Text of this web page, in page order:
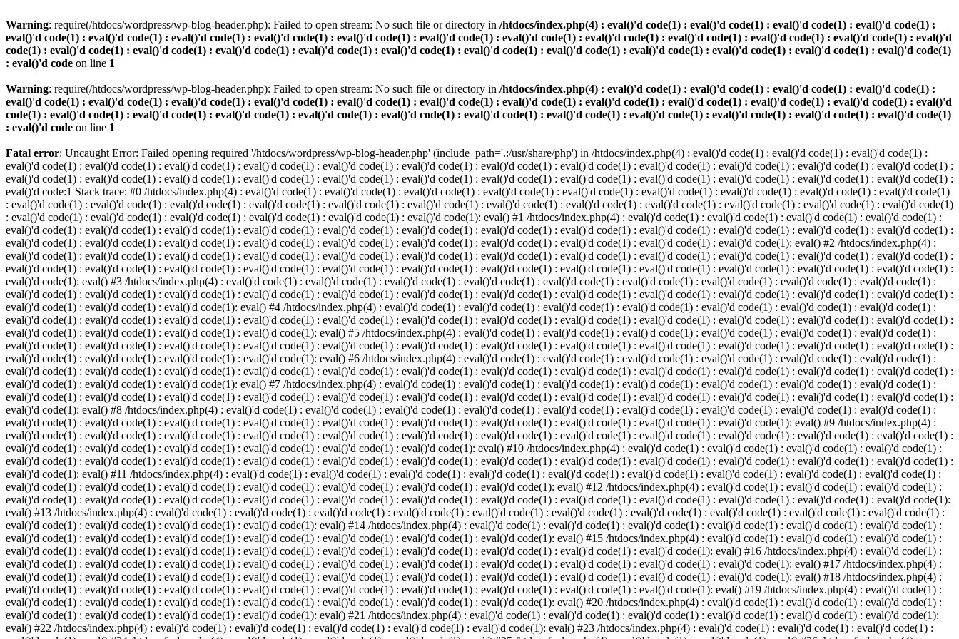
Warning: require(/htdocs/wordpress/wp-blog-header.php): Failed to open stream: No such file or directory in /htdocs/index.php(4) : eval()'d code(1) : eval()'d code(1) : eval()'d code(1) : eval()'d code(1) :
eval()'d code(1) : eval()'d code(1) : eval()'d code(1) : eval()'d code(1) : eval()'d code(1) : eval()'d code(1) : eval()'d code(1) : eval()'d code(1) : eval()'d code(1) : eval()'d code(1) : eval()'d code(1) : eval()'d
code(1) : eval()'d code(1) : eval()'d code(1) : eval()'d code(1) : eval()'d code(1) : eval()'d code(1) : eval()'d code(1) : eval()'d code(1) : eval()'d code(1) : eval()'d code(1) : eval()'d code(1) : eval()'d code(1)
: eval()'d code on line 1
Warning: require(/htdocs/wordpress/wp-blog-header.php): Failed to open stream: No such file or directory in /htdocs/index.php(4) : eval()'d code(1) : eval()'d code(1) : eval()'d code(1) : eval()'d code(1) :
eval()'d code(1) : eval()'d code(1) : eval()'d code(1) : eval()'d code(1) : eval()'d code(1) : eval()'d code(1) : eval()'d code(1) : eval()'d code(1) : eval()'d code(1) : eval()'d code(1) : eval()'d code(1) : eval()'d
code(1) : eval()'d code(1) : eval()'d code(1) : eval()'d code(1) : eval()'d code(1) : eval()'d code(1) : eval()'d code(1) : eval()'d code(1) : eval()'d code(1) : eval()'d code(1) : eval()'d code(1) : eval()'d code(1)
: eval()'d code on line 1
Fatal error: Uncaught Error: Failed opening required '/htdocs/wordpress/wp-blog-header.php' (include_path='.:/usr/share/php') in /htdocs/index.php(4) : eval()'d code(1) : eval()'d code(1) : eval()'d code(1) :
eval()'d code(1) : eval()'d code(1) : eval()'d code(1) : eval()'d code(1) : eval()'d code(1) : eval()'d code(1) : eval()'d code(1) : eval()'d code(1) : eval()'d code(1) : eval()'d code(1) : eval()'d code(1) : eval()'d code(1) :
eval()'d code(1) : eval()'d code(1) : eval()'d code(1) : eval()'d code(1) : eval()'d code(1) : eval()'d code(1) : eval()'d code(1) : eval()'d code(1) : eval()'d code(1) : eval()'d code(1) : eval()'d code(1) : eval()'d code(1) :
eval()'d code:1 Stack trace: #0 /htdocs/index.php(4) : eval()'d code(1) : eval()'d code(1) : eval()'d code(1) : eval()'d code(1) : eval()'d code(1) : eval()'d code(1) : eval()'d code(1) : eval()'d code(1) : eval()'d code(1)
: eval()'d code(1) : eval()'d code(1) : eval()'d code(1) : eval()'d code(1) : eval()'d code(1) : eval()'d code(1) : eval()'d code(1) : eval()'d code(1) : eval()'d code(1) : eval()'d code(1) : eval()'d code(1) : eval()'d code(1)
: eval()'d code(1) : eval()'d code(1) : eval()'d code(1) : eval()'d code(1) : eval()'d code(1) : eval()'d code(1): eval() #1 /htdocs/index.php(4) : eval()'d code(1) : eval()'d code(1) : eval()'d code(1) : eval()'d code(1) :
eval()'d code(1) : eval()'d code(1) : eval()'d code(1) : eval()'d code(1) : eval()'d code(1) : eval()'d code(1) : eval()'d code(1) : eval()'d code(1) : eval()'d code(1) : eval()'d code(1) : eval()'d code(1) : eval()'d code(1) :
eval()'d code(1) : eval()'d code(1) : eval()'d code(1) : eval()'d code(1) : eval()'d code(1) : eval()'d code(1) : eval()'d code(1) : eval()'d code(1) : eval()'d code(1) : eval()'d code(1): eval() #2 /htdocs/index.php(4) :
eval()'d code(1) : eval()'d code(1) : eval()'d code(1) : eval()'d code(1) : eval()'d code(1) : eval()'d code(1) : eval()'d code(1) : eval()'d code(1) : eval()'d code(1) : eval()'d code(1) : eval()'d code(1) : eval()'d code(1) :
eval()'d code(1) : eval()'d code(1) : eval()'d code(1) : eval()'d code(1) : eval()'d code(1) : eval()'d code(1) : eval()'d code(1) : eval()'d code(1) : eval()'d code(1) : eval()'d code(1) : eval()'d code(1) : eval()'d code(1) :
eval()'d code(1): eval() #3 /htdocs/index.php(4) : eval()'d code(1) : eval()'d code(1) : eval()'d code(1) : eval()'d code(1) : eval()'d code(1) : eval()'d code(1) : eval()'d code(1) : eval()'d code(1) : eval()'d code(1) :
eval()'d code(1) : eval()'d code(1) : eval()'d code(1) : eval()'d code(1) : eval()'d code(1) : eval()'d code(1) : eval()'d code(1) : eval()'d code(1) : eval()'d code(1) : eval()'d code(1) : eval()'d code(1) : eval()'d code(1) :
eval()'d code(1) : eval()'d code(1) : eval()'d code(1): eval() #4 /htdocs/index.php(4) : eval()'d code(1) : eval()'d code(1) : eval()'d code(1) : eval()'d code(1) : eval()'d code(1) : eval()'d code(1) : eval()'d code(1) :
eval()'d code(1) : eval()'d code(1) : eval()'d code(1) : eval()'d code(1) : eval()'d code(1) : eval()'d code(1) : eval()'d code(1) : eval()'d code(1) : eval()'d code(1) : eval()'d code(1) : eval()'d code(1) : eval()'d code(1) :
eval()'d code(1) : eval()'d code(1) : eval()'d code(1) : eval()'d code(1): eval() #5 /htdocs/index.php(4) : eval()'d code(1) : eval()'d code(1) : eval()'d code(1) : eval()'d code(1) : eval()'d code(1) : eval()'d code(1) :
eval()'d code(1) : eval()'d code(1) : eval()'d code(1) : eval()'d code(1) : eval()'d code(1) : eval()'d code(1) : eval()'d code(1) : eval()'d code(1) : eval()'d code(1) : eval()'d code(1) : eval()'d code(1) : eval()'d code(1) :
eval()'d code(1) : eval()'d code(1) : eval()'d code(1) : eval()'d code(1): eval() #6 /htdocs/index.php(4) : eval()'d code(1) : eval()'d code(1) : eval()'d code(1) : eval()'d code(1) : eval()'d code(1) : eval()'d code(1) :
eval()'d code(1) : eval()'d code(1) : eval()'d code(1) : eval()'d code(1) : eval()'d code(1) : eval()'d code(1) : eval()'d code(1) : eval()'d code(1) : eval()'d code(1) : eval()'d code(1) : eval()'d code(1) : eval()'d code(1) :
eval()'d code(1) : eval()'d code(1) : eval()'d code(1): eval() #7 /htdocs/index.php(4) : eval()'d code(1) : eval()'d code(1) : eval()'d code(1) : eval()'d code(1) : eval()'d code(1) : eval()'d code(1) : eval()'d code(1) :
eval()'d code(1) : eval()'d code(1) : eval()'d code(1) : eval()'d code(1) : eval()'d code(1) : eval()'d code(1) : eval()'d code(1) : eval()'d code(1) : eval()'d code(1) : eval()'d code(1) : eval()'d code(1) : eval()'d code(1) :
eval()'d code(1): eval() #8 /htdocs/index.php(4) : eval()'d code(1) : eval()'d code(1) : eval()'d code(1) : eval()'d code(1) : eval()'d code(1) : eval()'d code(1) : eval()'d code(1) : eval()'d code(1) : eval()'d code(1) :
eval()'d code(1) : eval()'d code(1) : eval()'d code(1) : eval()'d code(1) : eval()'d code(1) : eval()'d code(1) : eval()'d code(1) : eval()'d code(1) : eval()'d code(1) : eval()'d code(1): eval() #9 /htdocs/index.php(4) :
eval()'d code(1) : eval()'d code(1) : eval()'d code(1) : eval()'d code(1) : eval()'d code(1) : eval()'d code(1) : eval()'d code(1) : eval()'d code(1) : eval()'d code(1) : eval()'d code(1) : eval()'d code(1) : eval()'d code(1) :
eval()'d code(1) : eval()'d code(1) : eval()'d code(1) : eval()'d code(1) : eval()'d code(1) : eval()'d code(1): eval() #10 /htdocs/index.php(4) : eval()'d code(1) : eval()'d code(1) : eval()'d code(1) : eval()'d code(1) :
eval()'d code(1) : eval()'d code(1) : eval()'d code(1) : eval()'d code(1) : eval()'d code(1) : eval()'d code(1) : eval()'d code(1) : eval()'d code(1) : eval()'d code(1) : eval()'d code(1) : eval()'d code(1) : eval()'d code(1) :
eval()'d code(1): eval() #11 /htdocs/index.php(4) : eval()'d code(1) : eval()'d code(1) : eval()'d code(1) : eval()'d code(1) : eval()'d code(1) : eval()'d code(1) : eval()'d code(1) : eval()'d code(1) : eval()'d code(1) :
eval()'d code(1) : eval()'d code(1) : eval()'d code(1) : eval()'d code(1) : eval()'d code(1) : eval()'d code(1) : eval()'d code(1): eval() #12 /htdocs/index.php(4) : eval()'d code(1) : eval()'d code(1) : eval()'d code(1) :
eval()'d code(1) : eval()'d code(1) : eval()'d code(1) : eval()'d code(1) : eval()'d code(1) : eval()'d code(1) : eval()'d code(1) : eval()'d code(1) : eval()'d code(1) : eval()'d code(1) : eval()'d code(1) : eval()'d code(1):
eval() #13 /htdocs/index.php(4) : eval()'d code(1) : eval()'d code(1) : eval()'d code(1) : eval()'d code(1) : eval()'d code(1) : eval()'d code(1) : eval()'d code(1) : eval()'d code(1) : eval()'d code(1) : eval()'d code(1) :
eval()'d code(1) : eval()'d code(1) : eval()'d code(1) : eval()'d code(1): eval() #14 /htdocs/index.php(4) : eval()'d code(1) : eval()'d code(1) : eval()'d code(1) : eval()'d code(1) : eval()'d code(1) : eval()'d code(1) :
eval()'d code(1) : eval()'d code(1) : eval()'d code(1) : eval()'d code(1) : eval()'d code(1) : eval()'d code(1) : eval()'d code(1): eval() #15 /htdocs/index.php(4) : eval()'d code(1) : eval()'d code(1) : eval()'d code(1) :
eval()'d code(1) : eval()'d code(1) : eval()'d code(1) : eval()'d code(1) : eval()'d code(1) : eval()'d code(1) : eval()'d code(1) : eval()'d code(1) : eval()'d code(1): eval() #16 /htdocs/index.php(4) : eval()'d code(1) :
eval()'d code(1) : eval()'d code(1) : eval()'d code(1) : eval()'d code(1) : eval()'d code(1) : eval()'d code(1) : eval()'d code(1) : eval()'d code(1) : eval()'d code(1) : eval()'d code(1): eval() #17 /htdocs/index.php(4) :
eval()'d code(1) : eval()'d code(1) : eval()'d code(1) : eval()'d code(1) : eval()'d code(1) : eval()'d code(1) : eval()'d code(1) : eval()'d code(1) : eval()'d code(1) : eval()'d code(1): eval() #18 /htdocs/index.php(4) :
eval()'d code(1) : eval()'d code(1) : eval()'d code(1) : eval()'d code(1) : eval()'d code(1) : eval()'d code(1) : eval()'d code(1) : eval()'d code(1) : eval()'d code(1): eval() #19 /htdocs/index.php(4) : eval()'d code(1) :
eval()'d code(1) : eval()'d code(1) : eval()'d code(1) : eval()'d code(1) : eval()'d code(1) : eval()'d code(1) : eval()'d code(1): eval() #20 /htdocs/index.php(4) : eval()'d code(1) : eval()'d code(1) : eval()'d code(1) :
eval()'d code(1) : eval()'d code(1) : eval()'d code(1) : eval()'d code(1): eval() #21 /htdocs/index.php(4) : eval()'d code(1) : eval()'d code(1) : eval()'d code(1) : eval()'d code(1) : eval()'d code(1) : eval()'d code(1):
eval() #22 /htdocs/index.php(4) : eval()'d code(1) : eval()'d code(1) : eval()'d code(1) : eval()'d code(1) : eval()'d code(1): eval() #23 /htdocs/index.php(4) : eval()'d code(1) : eval()'d code(1) : eval()'d code(1) :